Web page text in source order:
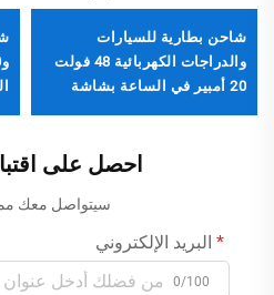
شاحن بطارية للسيارات
والدراجات الكهربائية 48 فولت
20 أمبير في الساعة بشاشة
مستمر/متردد، للمقابس الخاصة
احصل على
سيتواصل معك
البريد الإلكتروني
0/100